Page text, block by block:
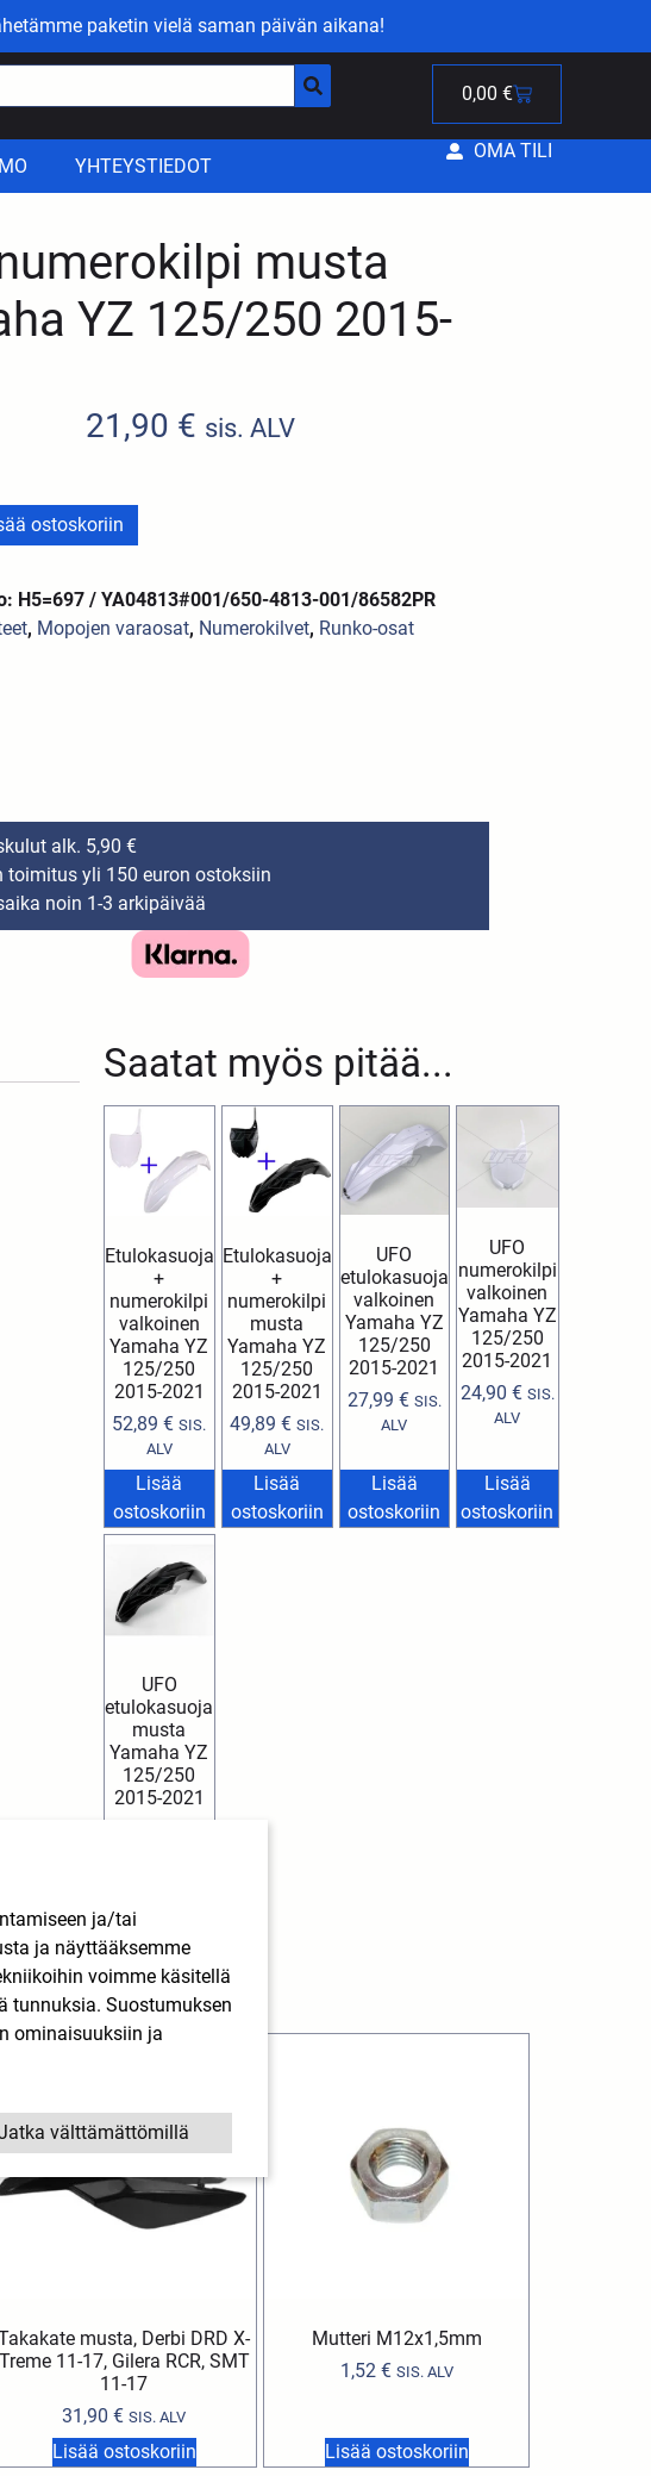
paketin vielä saman päivän aikana!
0,00 €
YHTEYSTIEDOT
OMA TILI
musta
YZ 125/250 2015-
21,90 € sis. ALV
ostoskoriin
H5=697 / YA04813#001/650-4813-001/86582PR
, Mopojen varaosat, Numerokilvet, Runko-osat
alk. 5,90 €
toimitus yli 150 euron ostoksiin
noin 1-3 arkipäivää
Saatat myös pitää...
Etulokasuoja
+
numerokilpi
valkoinen
Yamaha YZ
125/250
2015-2021
52,89€ SIS.
ALV
Lisää
ostoskoriin
Etulokasuoja
+
numerokilpi
musta
Yamaha YZ
125/250
2015-2021
49,89€ SIS.
ALV
Lisää
ostoskoriin
UFO
etulokasuoja
valkoinen
Yamaha YZ
125/250
2015-2021
27,99 € SIS.
ALV
Lisää
ostoskoriin
UFO
numerokilpi
valkoinen
Yamaha YZ
125/250
2015-2021
24,90 € SIS.
ALV
Lisää
ostoskoriin
UFO
etulokasuoja
musta
Yamaha YZ
125/250
2015-2021
ostoskoriin
musta, Derbi DRD X-
Treme 11-17, Gilera RCR, SMT
11-17
31,90 € SIS. ALV
Lisää ostoskoriin
Mutteri M12x1,5mm
1,52 € SIS. ALV
Lisää ostoskoriin
ja/tai
ja näyttääksemme
voimme käsitellä
tunnuksia. Suostumuksen
ominaisuuksiin ja
välttämättömillä